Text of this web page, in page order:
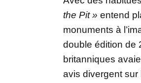
the Pit » entend
monuments à
double édition de
britanniques
avis divergent